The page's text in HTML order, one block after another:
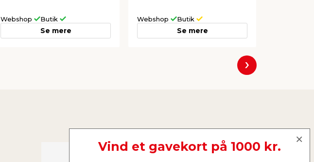
Webshop Butik
Se mere
Webshop Butik
Se mere
Næste
Vind et gavekort på 1000 kr.